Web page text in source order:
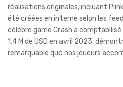
réalisations originales, incluant
été créées en interne selon les
célèbre game Crash a
1,4 M de USD en avril 2023,
remarquable que nos joueurs